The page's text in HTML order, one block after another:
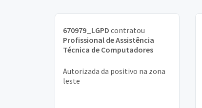
670979_LGPD contratou
Profissional de Assistência
Técnica de Computadores
Autorizada da positivo na zona
leste